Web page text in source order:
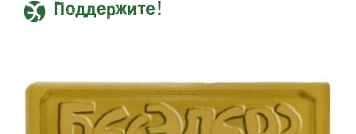
Поддержите!